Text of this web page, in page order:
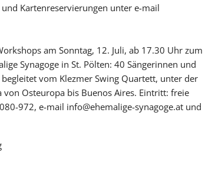
Kartenreservierungen unter e-mail
am Sonntag, 12. Juli, ab 17.30 Uhr zum
Synagoge in St. Pölten: 40 Sängerinnen und
vom Klezmer Swing Quartett, unter der
Osteuropa bis Buenos Aires. Eintritt: freie
972, e-mail info@ehemalige-synagoge.at und